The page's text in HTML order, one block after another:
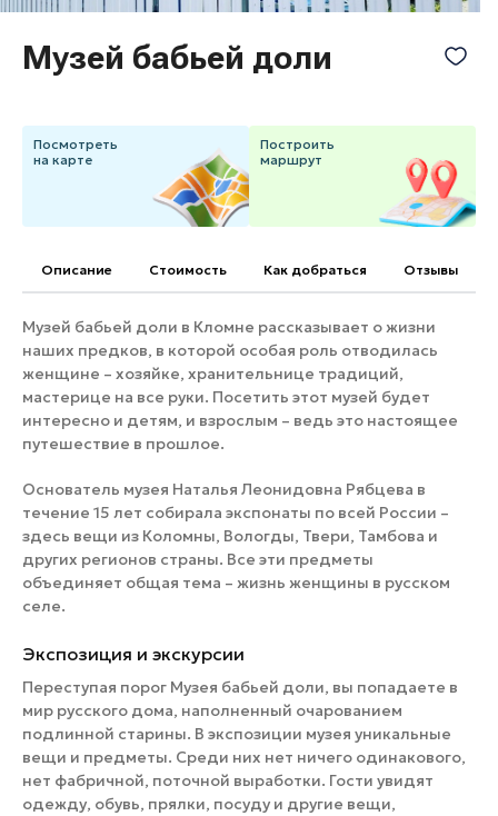
Горнолыжные клубы
Инвестиционный портал
Пикник в Подмосковье
Войти
Инвесторам
Особо охраняемые
природные территории
Музей бабьей доли
Посмотреть
на карте
Построить
маршрут
Описание Cтоимость Как добраться Отзывы
Музей бабьей доли в Кломне рассказывает о жизни
наших предков, в которой особая роль отводилась
женщине – хозяйке, хранительнице традиций,
мастерице на все руки. Посетить этот музей будет
интересно и детям, и взрослым – ведь это настоящее
путешествие в прошлое.
Основатель музея Наталья Леонидовна Рябцева в
течение 15 лет собирала экспонаты по всей России –
здесь вещи из Коломны, Вологды, Твери, Тамбова и
других регионов страны. Все эти предметы
объединяет общая тема – жизнь женщины в русском
селе.
Экспозиция и экскурсии
Переступая порог Музея бабьей доли, вы попадаете в
мир русского дома, наполненный очарованием
подлинной старины. В экспозиции музея уникальные
вещи и предметы. Среди них нет ничего одинакового,
нет фабричной, поточной выработки. Гости увидят
одежду, обувь, прялки, посуду и другие вещи,